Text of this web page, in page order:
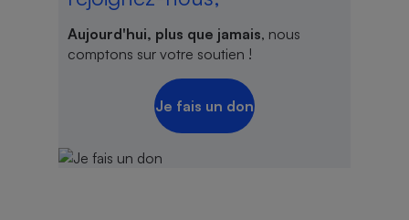
Aujourd'hui, plus que jamais, nous
comptons sur votre soutien !
Je fais un don